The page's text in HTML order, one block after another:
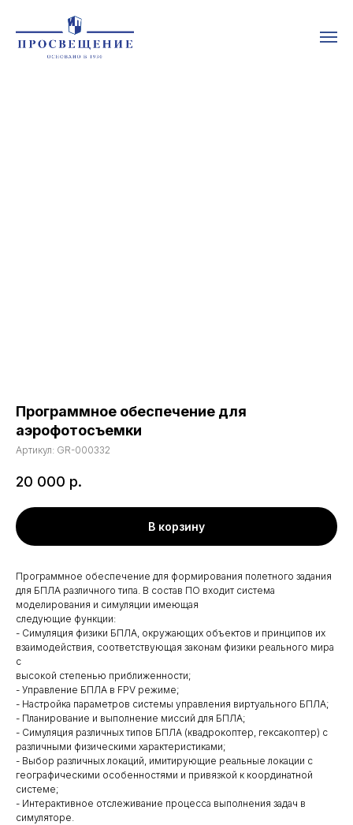
Программное обеспечение для
аэрофотосъемки
Артикул: GR-000332
20 000 р.
В корзину
Программное обеспечение для формирования полетного задания
для БПЛА различного типа. В состав ПО входит система
моделирования и симуляции имеющая
следующие функции:
- Симуляция физики БПЛА, окружающих объектов и принципов их
взаимодействия, соответствующая законам физики реального мира
с
высокой степенью приближенности;
- Управление БПЛА в FPV режиме;
- Настройка параметров системы управления виртуального БПЛА;
- Планирование и выполнение миссий для БПЛА;
- Симуляция различных типов БПЛА (квадрокоптер, гексакоптер) с
различными физическими характеристиками;
- Выбор различных локаций, имитирующие реальные локации с
географическими особенностями и привязкой к координатной
системе;
- Интерактивное отслеживание процесса выполнения задач в
симуляторе.